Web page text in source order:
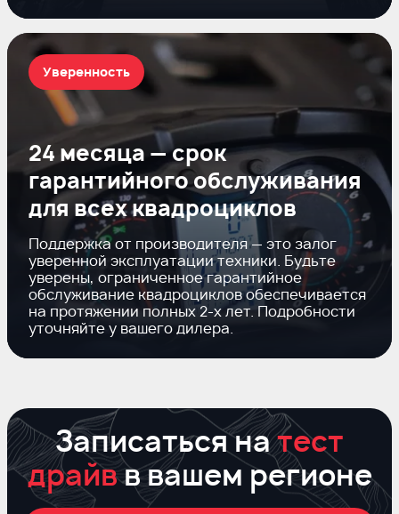
24 месяца — срок
гарантийного обслуживания
для всех квадроциклов
Поддержка от производителя — это залог
уверенной эксплуатации техники. Будьте
уверены, ограниченное гарантийное
обслуживание квадроциклов обеспечивается
на протяжении полных2-хлет. Подробности
уточняйте у вашего дилера.
Уверенность
Записаться натест
драйвв вашем регионе